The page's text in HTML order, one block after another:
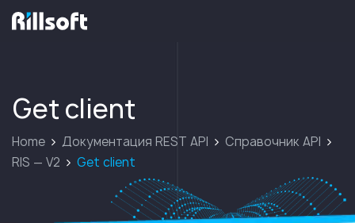
Get client
Home Документация REST API
Справочник API
RIS — V2
Get client